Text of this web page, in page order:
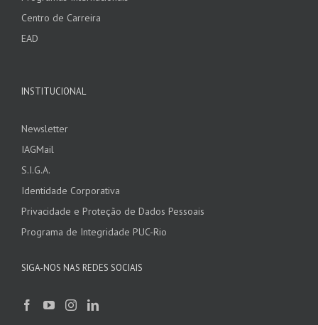
Centro de Carreira
EAD
INSTITUCIONAL
Newsletter
IAGMail
S.I.G.A.
Identidade Corporativa
Privacidade e Proteção de Dados Pessoais
Programa de Integridade PUC-Rio
SIGA-NOS NAS REDES SOCIAIS